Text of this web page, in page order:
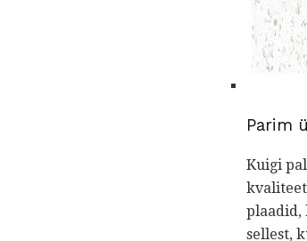
Parim
Kuigi
plaadid,
sellest,